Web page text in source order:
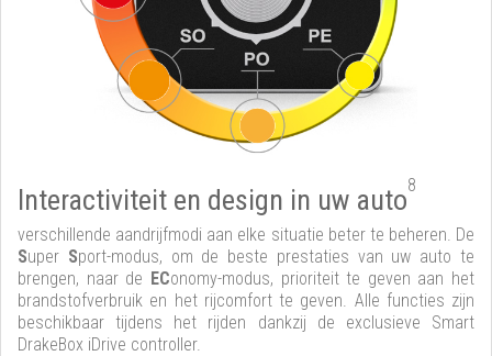
Interactiviteit en design in uw auto8
verschillende aandrijfmodi aan elke situatie beter te beheren. De
Super Sport-modus, om de beste prestaties van uw auto te
brengen, naar de EConomy-modus, prioriteit te geven aan het
brandstofverbruik en het rijcomfort te geven. Alle functies zijn
beschikbaar tijdens het rijden dankzij de exclusieve Smart
DrakeBox iDrive controller.